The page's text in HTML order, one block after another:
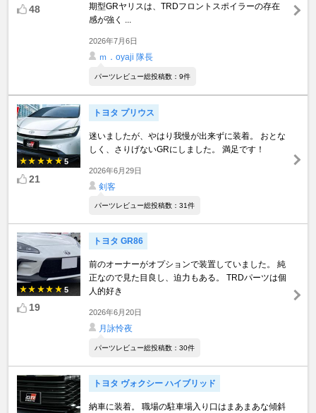
48
期型GRヤリスは、TRDフロントスポイラーの存在
感が強く ...
2026年7月6日
ｍ．oyaji 隊長
パーツレビュー総投稿数：9件
5
21
トヨタ プリウス
迷いましたが、やはり我慢が出来ずに装着。 おとな
しく、さりげないGRにしました。 満足です！
2026年6月29日
剣客
パーツレビュー総投稿数：31件
5
19
トヨタ GR86
前のオーナーがオプションで装置していました。 純
正なので見た目良し、迫力もある。 TRDパーツは個
人的好き
2026年6月20日
月詠怜夜
パーツレビュー総投稿数：30件
トヨタ ヴォクシー ハイブリッド
納車に装着。 職場の駐車場入り口はまあまあな傾斜